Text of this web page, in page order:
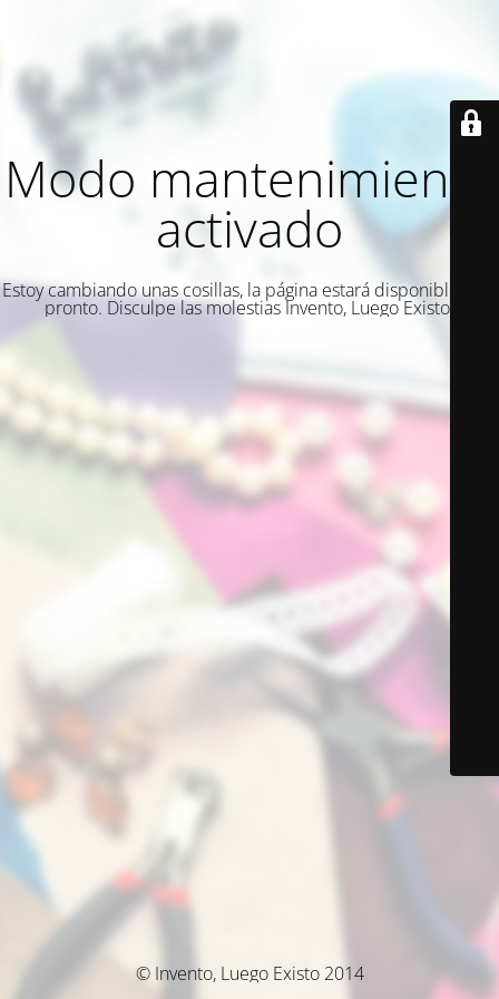
Modo mantenimiento
activado
Estoy cambiando unas cosillas, la página estará disponible muy
pronto. Disculpe las molestias Invento, Luego Existo.
© Invento, Luego Existo 2014